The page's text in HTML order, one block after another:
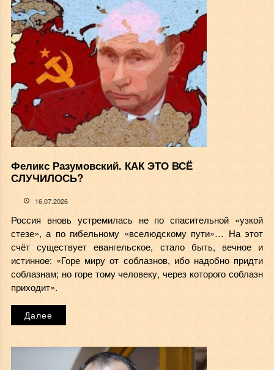
Феликс Разумовский. КАК ЭТО ВСЁ
СЛУЧИЛОСЬ?
16.07.2026
Россия вновь устремилась не по спасительной «узкой
стезе», а по гибельному «вселюдскому пути»… На этот
счёт существует евангельское, стало быть, вечное и
истинное: «Горе миру от соблазнов, ибо надобно придти
соблазнам; но горе тому человеку, через которого соблазн
приходит».
Далее